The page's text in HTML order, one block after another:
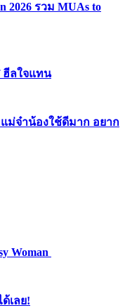
2026 รวม MUAs to
ฮีลใจแทน
แม่จ๋าน้องใช้ดีมาก อยาก
Woman
เลย!